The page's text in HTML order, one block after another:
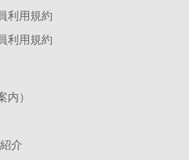
利用規約
利用規約
）
介